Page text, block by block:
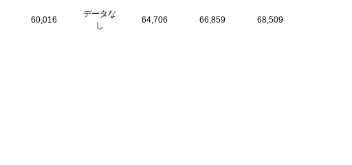
60,016
データな
し
64,706 66,859 68,509